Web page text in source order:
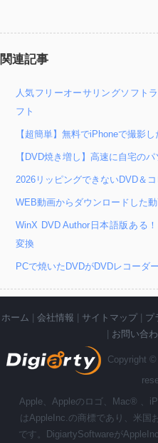
関連記事
人気フリーオーサリングソフト
フト
【超簡単】無料でiPhoneで撮影
【DVD焼き増し】高速に自宅の
2026リッピングできないDVD＆
WEB動画からダウンロードした
WinX DVD Author日本語版ある
変換
PCで焼いたDVDがDVDレコーダ
ホーム 会社情報 サイトマップ| プ
お問い合
Copyright
Apple、Appleのロゴ、Mac® 、
はAppleInc.の商標であり、米国
です。DigiartySoftwareが